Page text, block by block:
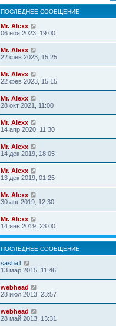
ПОСЛЕДНЕЕ СООБЩЕНИЕ
Mr. Alexx
06 ноя 2023, 19:00
Mr. Alexx
22 фев 2023, 15:25
Mr. Alexx
22 фев 2023, 15:15
Mr. Alexx
28 окт 2021, 11:00
Mr. Alexx
14 апр 2020, 11:30
Mr. Alexx
14 дек 2019, 18:05
Mr. Alexx
13 дек 2019, 01:25
Mr. Alexx
30 авг 2019, 12:30
Mr. Alexx
14 янв 2019, 23:00
ПОСЛЕДНЕЕ СООБЩЕНИЕ
sasha1
13 мар 2015, 11:46
webhead
28 июл 2013, 23:57
webhead
28 май 2013, 13:31